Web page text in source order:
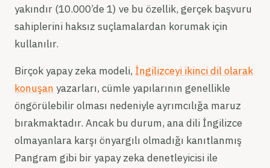
yakındır (10.000’de 1) ve bu özellik, gerçek başvuru
sahiplerini haksız suçlamalardan korumak için
kullanılır.
Birçok yapay zeka modeli, İngilizceyi ikinci dil olarak
konuşan yazarları, cümle yapılarının genellikle
öngörülebilir olması nedeniyle ayrımcılığa maruz
bırakmaktadır. Ancak bu durum, ana dili İngilizce
olmayanlara karşı önyargılı olmadığı kanıtlanmış
Pangram gibi bir yapay zeka denetleyicisi ile